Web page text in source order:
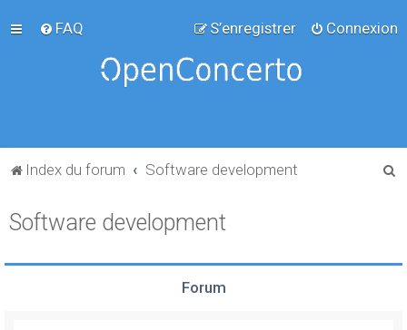
FAQ Connexion
S’enregistrer
Index du forum Software development
e
Software development
Forum